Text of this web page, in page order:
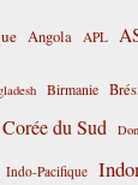
Angola APL
Birmanie
Corée du Sud
Indo-Pacifique